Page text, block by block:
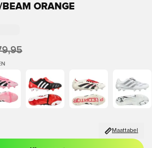
ORANGE
Maattabel